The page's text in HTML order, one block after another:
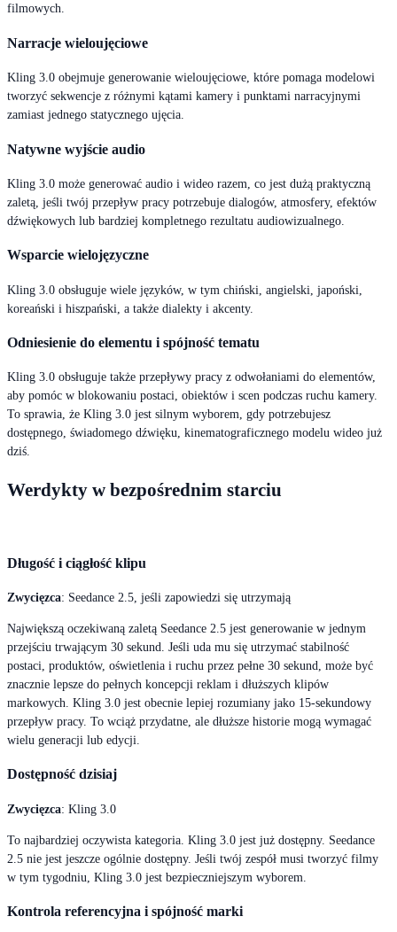
filmowych.
Narracje wieloujęciowe
Kling 3.0 obejmuje generowanie wieloujęciowe, które pomaga modelowi
tworzyć sekwencje z różnymi kątami kamery i punktami narracyjnymi
zamiast jednego statycznego ujęcia.
Natywne wyjście audio
Kling 3.0 może generować audio i wideo razem, co jest dużą praktyczną
zaletą, jeśli twój przepływ pracy potrzebuje dialogów, atmosfery, efektów
dźwiękowych lub bardziej kompletnego rezultatu audiowizualnego.
Wsparcie wielojęzyczne
Kling 3.0 obsługuje wiele języków, w tym chiński, angielski, japoński,
koreański i hiszpański, a także dialekty i akcenty.
Odniesienie do elementu i spójność tematu
Kling 3.0 obsługuje także przepływy pracy z odwołaniami do elementów,
aby pomóc w blokowaniu postaci, obiektów i scen podczas ruchu kamery.
To sprawia, że Kling 3.0 jest silnym wyborem, gdy potrzebujesz
dostępnego, świadomego dźwięku, kinematograficznego modelu wideo już
dziś.
Werdykty w bezpośrednim starciu
Długość i ciągłość klipu
Zwycięzca: Seedance 2.5, jeśli zapowiedzi się utrzymają
Największą oczekiwaną zaletą Seedance 2.5 jest generowanie w jednym
przejściu trwającym 30 sekund. Jeśli uda mu się utrzymać stabilność
postaci, produktów, oświetlenia i ruchu przez pełne 30 sekund, może być
znacznie lepsze do pełnych koncepcji reklam i dłuższych klipów
markowych. Kling 3.0 jest obecnie lepiej rozumiany jako 15-sekundowy
przepływ pracy. To wciąż przydatne, ale dłuższe historie mogą wymagać
wielu generacji lub edycji.
Dostępność dzisiaj
Zwycięzca: Kling 3.0
To najbardziej oczywista kategoria. Kling 3.0 jest już dostępny. Seedance
2.5 nie jest jeszcze ogólnie dostępny. Jeśli twój zespół musi tworzyć filmy
w tym tygodniu, Kling 3.0 jest bezpieczniejszym wyborem.
Kontrola referencyjna i spójność marki